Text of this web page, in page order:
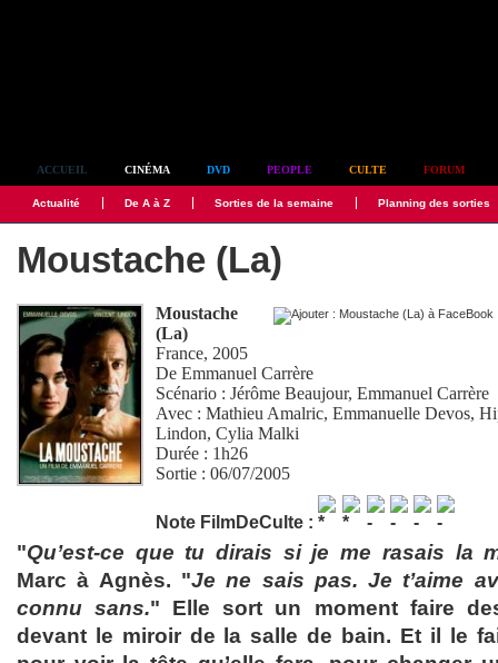
ACCUEIL CINÉMA DVD PEOPLE CULTE FORUM
Actualité De A à Z Sorties de la semaine Planning des sorties
Moustache (La)
Moustache
(La)
France, 2005
DeEmmanuel Carrère
Scénario :Jérôme Beaujour,Emmanuel Carrère
Avec :Mathieu Amalric,Emmanuelle Devos,
Lindon,Cylia Malki
Durée : 1h26
Sortie : 06/07/2005
Note FilmDeCulte :
"Qu’est-ce que tu dirais si je me rasais la
Marc à Agnès. "Je ne sais pas. Je t’aime
connu sans." Elle sort un moment faire
devant le miroir de la salle de bain. Et il le